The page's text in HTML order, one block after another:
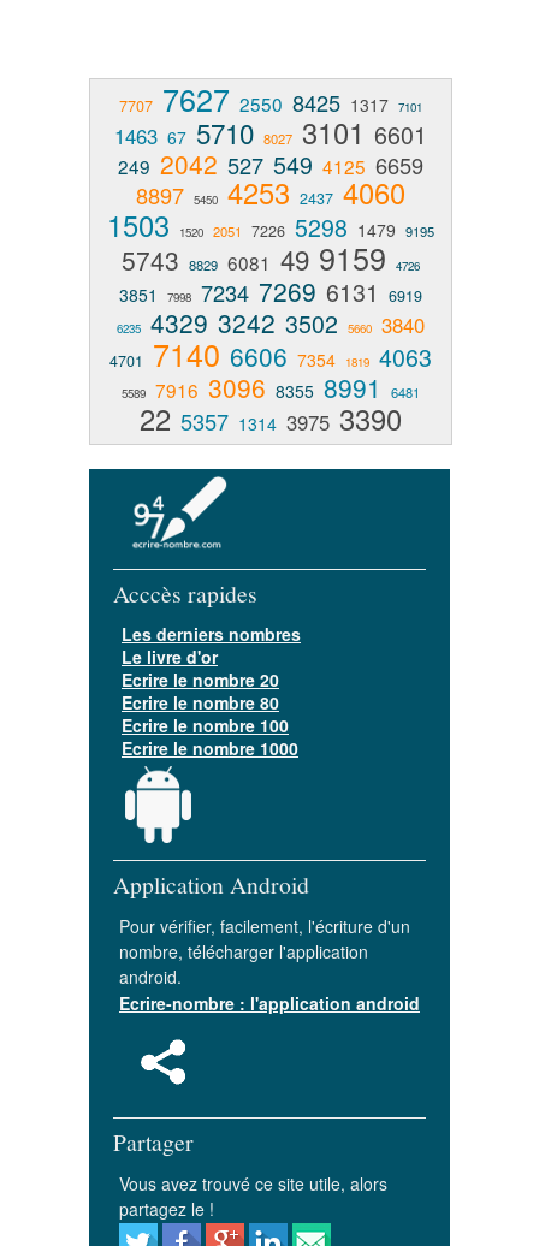
7707 7627 2550 8425 1317 7101
1463 67 5710 8027 3101 6601
249 2042 527 549 4125 6659
8897 5450 4253 2437 4060
1503 1520 2051 7226 5298 1479 9195
5743 8829 6081 49 9159 4726
3851 7998 7234 7269 6131 6919
6235 4329 3242 3502 5660 3840
4701 7140 6606 7354 1819 4063
5589 7916 3096 8355 8991 6481
22 5357 1314 3975 3390
Acccès rapides
Les derniers nombres
Le livre d'or
Ecrire le nombre 20
Ecrire le nombre 80
Ecrire le nombre 100
Ecrire le nombre 1000
Application Android
Pour vérifier, facilement, l'écriture d'un
nombre, télécharger l'application
android.
Ecrire-nombre : l'application android
Partager
Vous avez trouvé ce site utile, alors
partagez le !